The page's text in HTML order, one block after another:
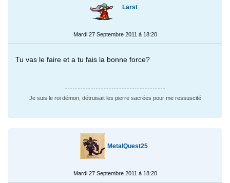
Larst
Mardi 27 Septembre 2011 à 18:20
Tu vas le faire et a tu fais la bonne force?
Je suis le roi démon, détruisait les pierre sacrées pour me ressuscité
MetalQuest25
Mardi 27 Septembre 2011 à 18:20